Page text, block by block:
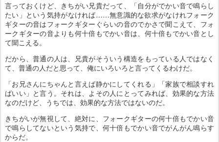
言っておくけど、きちがい兄貴だって、「自分がでかい音で鳴らし
たい」という気持がなければ……無意識的な欲求がなけれフォーク
ギターの音はフォークギターぐらいの音のでかさで聞こえて、フォ
ークギターの音よりも何十倍もでかい音は、何十倍もでかい音とし
て聞こえる。
だから、普通の人は、兄貴がそういう構造をもっている人ではなく
て、普通の人だと思って、俺にいろいろと言ってくるわけだ。
「お兄さんにちゃんと言えば静かにしてくれる」「家族で相談すれ
ばいい」と言う。それは、よその人にとってみれば、効果的な方法
なのだけど、うちでは、効果的な方法ではないのだ。
きちがいが無視して、絶対に、フォークギターの何十倍もでかい音
で鳴らしてないという気持で、何十倍もでかい音でがんがん鳴らす
からだ。